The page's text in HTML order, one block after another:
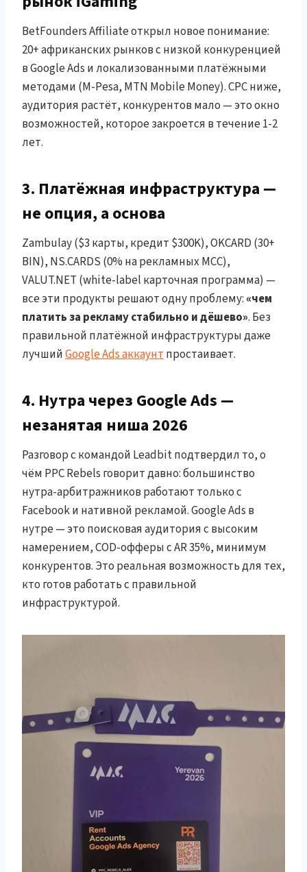
BetFounders Affiliate открыл новое понимание:
20+ африканских рынков с низкой конкуренцией
в Google Ads и локализованными платёжными
методами (M-Pesa, MTN Mobile Money). CPC ниже,
аудитория растёт, конкурентов мало — это окно
возможностей, которое закроется в течение 1-2
лет.
3. Платёжная инфраструктура —
не опция, а основа
Zambulay ($3 карты, кредит $300K), OKCARD (30+
BIN), NS.CARDS (0% на рекламных MCC),
VALUT.NET (white-label карточная программа) —
все эти продукты решают одну проблему: «чем
платить за рекламу стабильно и дёшево». Без
правильной платёжной инфраструктуры даже
лучшийGoogle Ads аккаунт простаивает.
4. Нутра через Google Ads —
незанятая ниша 2026
Разговор с командой Leadbit подтвердил то, о
чём PPC Rebels говорит давно: большинство
нутра-арбитражников работают только с
Facebook и нативной рекламой. Google Ads в
нутре — это поисковая аудитория с высоким
намерением, COD-офферы с AR 35%, минимум
конкурентов. Это реальная возможность для тех,
кто готов работать с правильной
инфраструктурой.